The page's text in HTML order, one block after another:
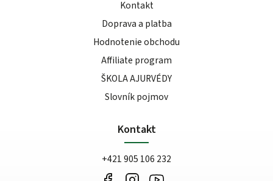
Kontakt
Doprava a platba
Hodnotenie obchodu
Affiliate program
ŠKOLA AJURVÉDY
Slovník pojmov
Kontakt
+421 905 106 232